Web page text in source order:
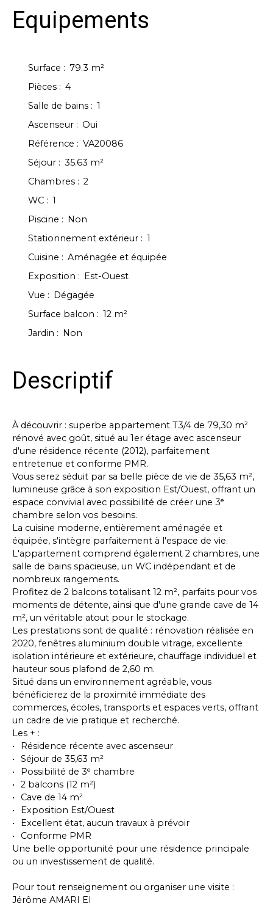
Equipements
Surface : 79.3 m²
Pièces : 4
Salle de bains : 1
Ascenseur : Oui
Référence : VA20086
Séjour : 35.63 m²
Chambres : 2
WC : 1
Piscine : Non
Stationnement extérieur : 1
Cuisine : Aménagée et équipée
Exposition : Est-Ouest
Vue : Dégagée
Surface balcon : 12 m²
Jardin : Non
Descriptif
À découvrir : superbe appartement T3/4 de 79,30 m²
rénové avec goût, situé au 1er étage avec ascenseur
d'une résidence récente (2012), parfaitement
entretenue et conforme PMR.
Vous serez séduit par sa belle pièce de vie de 35,63 m²,
lumineuse grâce à son exposition Est/Ouest, offrant un
espace convivial avec possibilité de créer une 3ᵉ
chambre selon vos besoins.
La cuisine moderne, entièrement aménagée et
équipée, s'intègre parfaitement à l'espace de vie.
L'appartement comprend également 2 chambres, une
salle de bains spacieuse, un WC indépendant et de
nombreux rangements.
Profitez de 2 balcons totalisant 12 m², parfaits pour vos
moments de détente, ainsi que d'une grande cave de 14
m², un véritable atout pour le stockage.
Les prestations sont de qualité : rénovation réalisée en
2020, fenêtres aluminium double vitrage, excellente
isolation intérieure et extérieure, chauffage individuel et
hauteur sous plafond de 2,60 m.
Situé dans un environnement agréable, vous
bénéficierez de la proximité immédiate des
commerces, écoles, transports et espaces verts, offrant
un cadre de vie pratique et recherché.
Les + :
Résidence récente avec ascenseur
Séjour de 35,63 m²
Possibilité de 3ᵉ chambre
2 balcons (12 m²)
Cave de 14 m²
Exposition Est/Ouest
Excellent état, aucun travaux à prévoir
Conforme PMR
Une belle opportunité pour une résidence principale
ou un investissement de qualité.
Pour tout renseignement ou organiser une visite :
Jérôme AMARI EI